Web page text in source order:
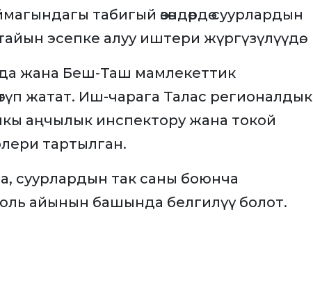
табигый өзөндөрдө суурлардын
эсепке алуу иштери жүргүзүлүүдө.
жана Беш-Таш мамлекеттик
жатат. Иш-чарага Талас регионалдык
аңчылык инспектору жана токой
тартылган.
суурлардын так саны боюнча
айынын башында белгилүү болот.